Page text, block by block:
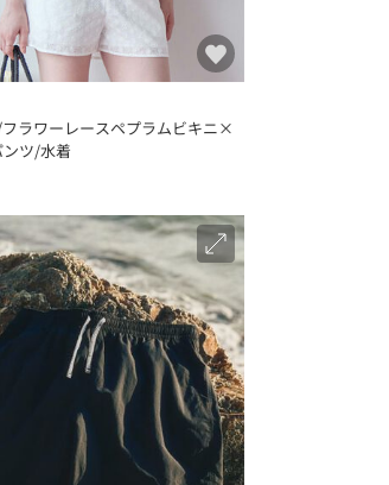
ラワーレースペプラムビキニ×
ツ/水着